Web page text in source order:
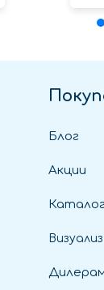
Блог
Акции